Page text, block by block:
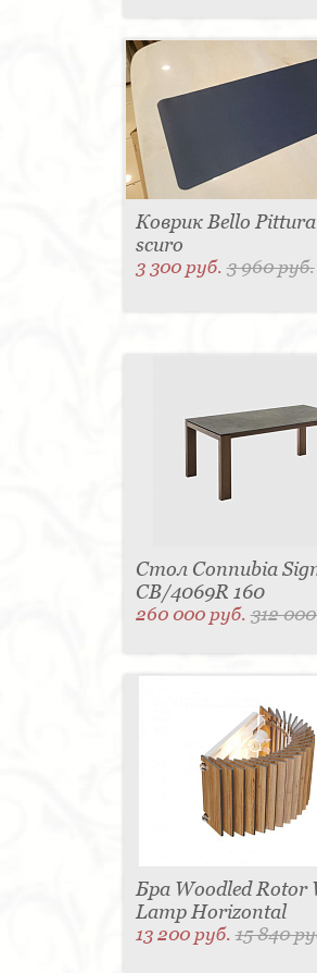
Коврик Bello
scuro
3 300 руб.3 960 руб.
Стол Connubia
CB/4069R 160
260 000 руб.312
Бра Woodled Rotor
Lamp Horizontal
13 200 руб.15 840